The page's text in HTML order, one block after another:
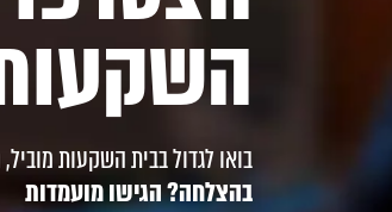
בואו לגדול בבית השקעות
בהצלחה? הגישו מועמדות